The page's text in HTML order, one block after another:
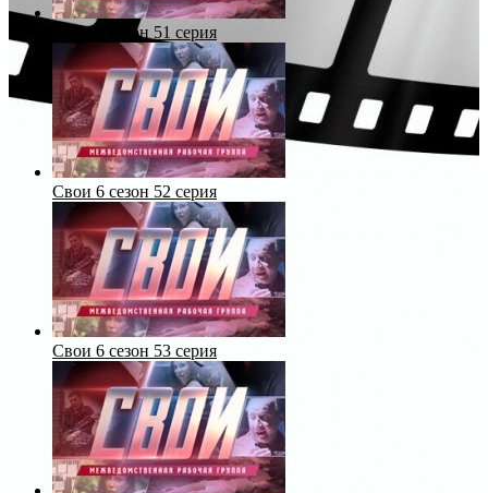
Свои 6 сезон 51 серия
Свои 6 сезон 52 серия
Свои 6 сезон 53 серия